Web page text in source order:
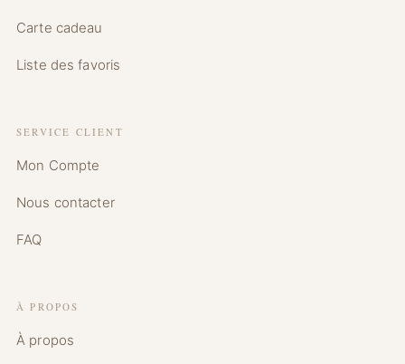
Carte cadeau
Liste des favoris
SERVICE CLIENT
Mon Compte
Nous contacter
FAQ
À PROPOS
À propos